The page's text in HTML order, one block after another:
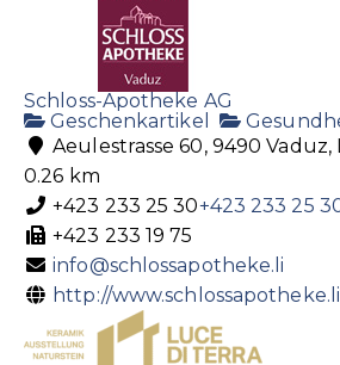
Schloss-Apotheke AG
Geschenkartikel
Aeulestrasse 60, 9490
0.26 km
+423 233 25 30+423 233 25
+423 233 19 75
info@schlossapotheke.li
http://www.schlossapotheke.li